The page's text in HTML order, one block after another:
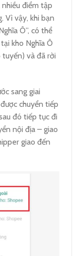
điểm tập
Vì vậy, khi bạn
Ô”, có thể
kho Nghĩa Ô
và đã rời
sang giai
chuyển tiếp
đó tiếp tục đi
nội địa – giao
giao đến